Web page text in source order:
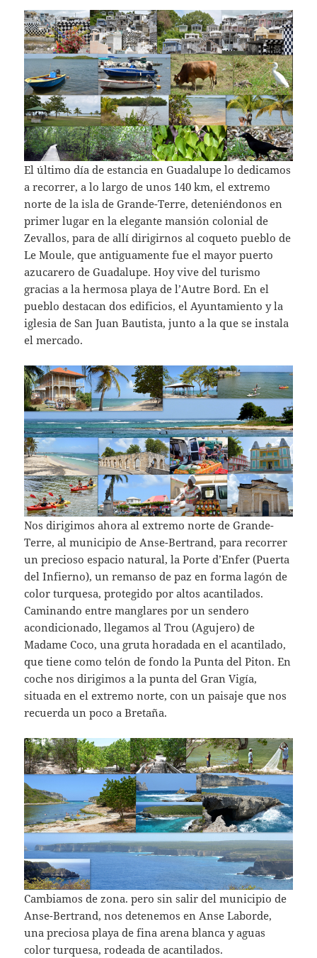
El último día de estancia en Guadalupe lo dedicamos
a recorrer, a lo largo de unos 140 km, el extremo
norte de la isla de Grande-Terre, deteniéndonos en
primer lugar en la elegante mansión colonial de
Zevallos, para de allí dirigirnos al coqueto pueblo de
Le Moule, que antiguamente fue el mayor puerto
azucarero de Guadalupe. Hoy vive del turismo
gracias a la hermosa playa de l’Autre Bord. En el
pueblo destacan dos edificios, el Ayuntamiento y la
iglesia de San Juan Bautista, junto a la que se instala
el mercado.
Nos dirigimos ahora al extremo norte de Grande-
Terre, al municipio de Anse-Bertrand, para recorrer
un precioso espacio natural, la Porte d’Enfer (Puerta
del Infierno), un remanso de paz en forma lagón de
color turquesa, protegido por altos acantilados.
Caminando entre manglares por un sendero
acondicionado, llegamos al Trou (Agujero) de
Madame Coco, una gruta horadada en el acantilado,
que tiene como telón de fondo la Punta del Piton. En
coche nos dirigimos a la punta del Gran Vigía,
situada en el extremo norte, con un paisaje que nos
recuerda un poco a Bretaña.
Cambiamos de zona. pero sin salir del municipio de
Anse-Bertrand, nos detenemos en Anse Laborde,
una preciosa playa de fina arena blanca y aguas
color turquesa, rodeada de acantilados.